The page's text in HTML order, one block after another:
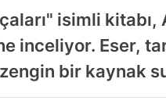
isimli kitabı,
inceliyor. Eser,
bir kaynak